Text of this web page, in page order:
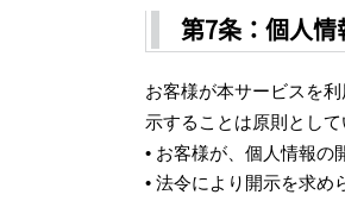
第7条：個人情
お客様が本サービスを
示することは原則とし
• お客様が、個人情報の
• 法令により開示を求め